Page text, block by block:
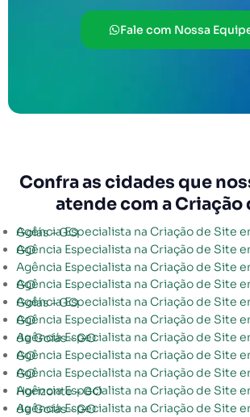
Fale com Nossa
Confra as cidades que
atende com a Criação
Agência Especialista na Criação de Site em Abadia de Goiás – GO
Agência Especialista na Criação de Site em Abadiânia – GO
Agência Especialista na Criação de Site
Agência Especialista na Criação de Site em Adelândia – GO
Agência Especialista na Criação de Site em Água Fria de Goiás – GO
Agência Especialista na Criação de Site em Água Limpa – GO
Agência Especialista na Criação de Site em Águas Lindas de Goiás – GO
Agência Especialista na Criação de Site em Alexânia – GO
Agência Especialista na Criação de Site em Aloândia – GO
Agência Especialista na Criação de Site em Alto Horizonte – GO
Agência Especialista na Criação de Site em Alto Paraíso de Goiás – GO